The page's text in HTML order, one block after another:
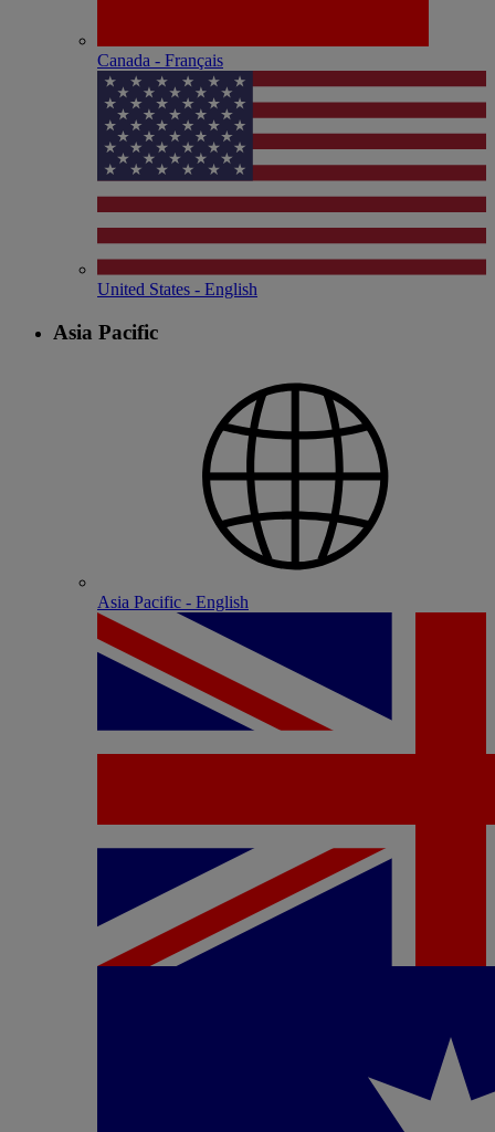
Canada - Français
United States - English
Asia Pacific
Asia Pacific - English